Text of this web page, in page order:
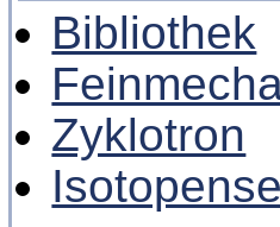
Bibliothek
Zyklotron